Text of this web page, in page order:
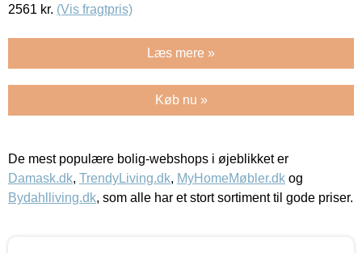
2561 kr. (Vis fragtpris)
Læs mere »
Køb nu »
De mest populære bolig-webshops i øjeblikket er
Damask.dk, TrendyLiving.dk, MyHomeMøbler.dk og
Bydahlliving.dk, som alle har et stort sortiment til gode priser.